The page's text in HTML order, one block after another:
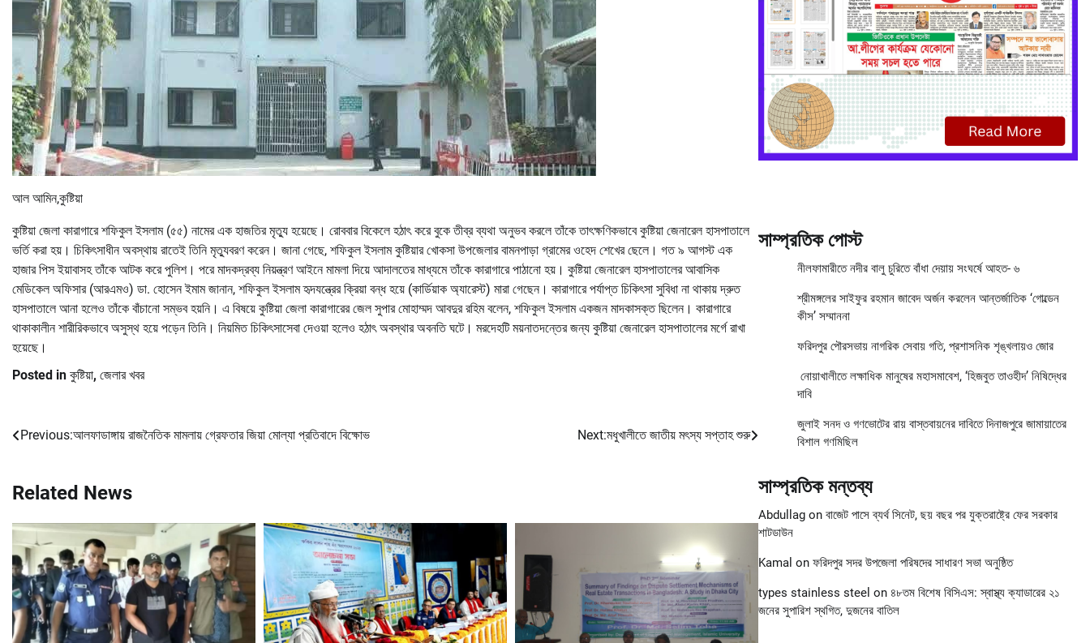
আল আমিন,কুষ্টিয়া
কুষ্টিয়া জেলা কারাগারে শফিকুল ইসলাম (৫৫) নামের এক হাজতির মৃত্যু হয়েছে। রোববার বিকেলে হঠাৎ করে বুকে তীব্র ব্যথা অনুভব করলে তাঁকে তাৎক্ষণিকভাবে কুষ্টিয়া জেনারেল হাসপাতালে
ভর্তি করা হয়। চিকিৎসাধীন অবস্থায় রাতেই তিনি মৃত্যুবরণ করেন। জানা গেছে, শফিকুল ইসলাম কুষ্টিয়ার খোকসা উপজেলার বামনপাড়া গ্রামের ওহেদ শেখের ছেলে। গত ৯ আগস্ট এক
হাজার পিস ইয়াবাসহ তাঁকে আটক করে পুলিশ। পরে মাদকদ্রব্য নিয়ন্ত্রণ আইনে মামলা দিয়ে আদালতের মাধ্যমে তাঁকে কারাগারে পাঠানো হয়। কুষ্টিয়া জেনারেল হাসপাতালের আবাসিক
মেডিকেল অফিসার (আরএমও) ডা. হোসেন ইমাম জানান, শফিকুল ইসলাম হৃদযন্ত্রের ক্রিয়া বন্ধ হয়ে (কার্ডিয়াক অ্যারেস্ট) মারা গেছেন। কারাগারে পর্যাপ্ত চিকিৎসা সুবিধা না থাকায় দ্রুত
হাসপাতালে আনা হলেও তাঁকে বাঁচানো সম্ভব হয়নি। এ বিষয়ে কুষ্টিয়া জেলা কারাগারের জেল সুপার মোহাম্মদ আবদুর রহিম বলেন, শফিকুল ইসলাম একজন মাদকাসক্ত ছিলেন। কারাগারে
থাকাকালীন শারীরিকভাবে অসুস্থ হয়ে পড়েন তিনি। নিয়মিত চিকিৎসাসেবা দেওয়া হলেও হঠাৎ অবস্থার অবনতি ঘটে। মরদেহটি ময়নাতদন্তের জন্য কুষ্টিয়া জেনারেল হাসপাতালের মর্গে রাখা
হয়েছে।
Posted in কুষ্টিয়া, জেলার খবর
Post
Previous:আলফাডাঙ্গায় রাজনৈতিক মামলায় গ্রেফতার জিয়া মোল্যা প্রতিবাদে বিক্ষোভ Next:মধুখালীতে জাতীয় মৎস্য সপ্তাহ শুরু
Related News
সাম্প্রতিক পোস্ট
নীলফামারীতে নদীর বালু চুরিতে বাঁধা দেয়ায় সংঘর্ষে আহত- ৬
শ্রীমঙ্গলের সাইফুর রহমান জাবেদ অর্জন করলেন আন্তর্জাতিক ‘গোল্ডেন
কীস’ সম্মাননা
ফরিদপুর পৌরসভায় নাগরিক সেবায় গতি, প্রশাসনিক শৃঙ্খলায়ও জোর
নোয়াখালীতে লক্ষাধিক মানুষের মহাসমাবেশ, ‘হিজবুত তাওহীদ’ নিষিদ্ধের
দাবি
জুলাই সনদ ও গণভোটের রায় বাস্তবায়নের দাবিতে দিনাজপুরে জামায়াতের
বিশাল গণমিছিল
সাম্প্রতিক মন্তব্য
Abdullagon বাজেট পাসে ব্যর্থ সিনেট, ছয় বছর পর যুক্তরাষ্ট্রে ফের সরকার
শাটডাউন
Kamal on ফরিদপুর সদর উপজেলা পরিষদের সাধারণ সভা অনুষ্ঠিত
types stainless steel on ৪৮তম বিশেষ বিসিএস: স্বাস্থ্য ক্যাডারের ২১
জনের সুপারিশ স্থগিত, দুজনের বাতিল